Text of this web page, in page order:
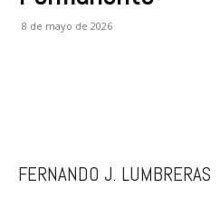
8 de mayo de 2026
FERNANDO J. LUMBRERAS